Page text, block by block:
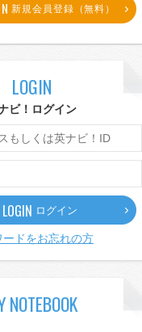
新規会員登録（無料）
LOGIN
ビ！ログイン
LOGIN ログイン
ードをお忘れの方
NOTEBOOK